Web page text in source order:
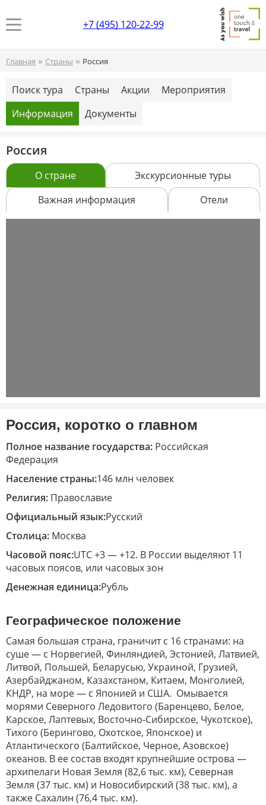
+7 (495) 120-22-99
Главная » Страны » Россия
Поиск тура Страны Акции
Мероприятия
Информация
Документы
Россия
О стране
Экскурсионные туры
Важная информация
Отели
Россия, коротко о главном
Полное название государства: Российская
Федерация
Население страны:146 млн человек
Религия: Православие
Официальный язык:Русский
Столица: Москва
Часовой пояс:UTC +3 — +12. В России выделяют 11
часовых поясов, или часовых зон
Денежная единица:Рубль
Географическое положение
Самая большая страна, граничит с 16 странами: на
суше — с Норвегией, Финляндией, Эстонией, Латвией,
Литвой, Польшей, Беларусью, Украиной, Грузией,
Азербайджаном, Казахстаном, Китаем, Монголией,
КНДР, на море — с Японией и США. Омывается
морями Северного Ледовитого (Баренцево, Белое,
Карское, Лаптевых, Восточно-Сибирское, Чукотское),
Тихого (Берингово, Охотское, Японское) и
Атлантического (Балтийское, Черное, Азовское)
океанов. В ее состав входят крупнейшие острова —
архипелаги Новая Земля (82,6 тыс. км), Северная
Земля (37 тыс. км) и Новосибирский (38 тыс. км), а
также Сахалин (76,4 тыс. км).